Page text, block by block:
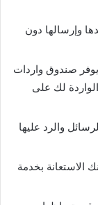
وإرسالها دون
صندوق واردات
لك على
والرد عليها
الاستعانة بخدمة